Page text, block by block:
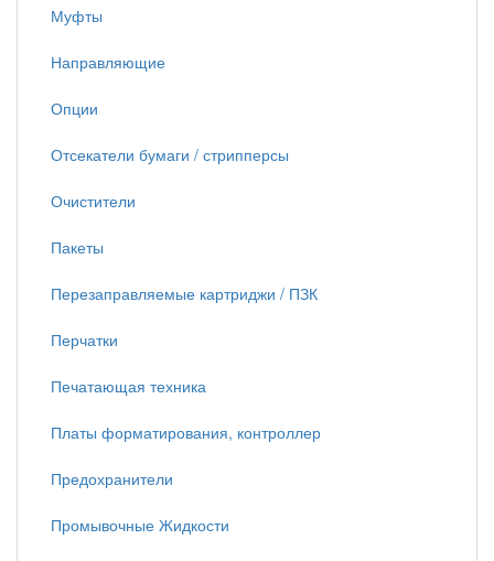
Муфты
Направляющие
Опции
Отсекатели бумаги / стрипперсы
Очистители
Пакеты
Перезаправляемые картриджи / ПЗК
Перчатки
Печатающая техника
Платы форматирования, контроллер
Предохранители
Промывочные Жидкости